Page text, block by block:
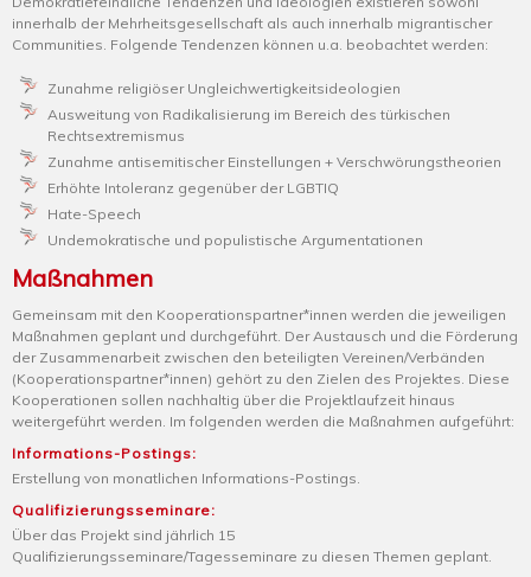
innerhalb der Mehrheitsgesellschaft als auch innerhalb migrantischer
Communities. Folgende Tendenzen können u.a. beobachtet werden:
Zunahme religiöser Ungleichwertigkeitsideologien
Ausweitung von Radikalisierung im Bereich des türkischen
Rechtsextremismus
Zunahme antisemitischer Einstellungen + Verschwörungstheorien
Erhöhte Intoleranz gegenüber der LGBTIQ
Hate-Speech
Undemokratische und populistische Argumentationen
Maßnahmen
Gemeinsam mit den Kooperationspartner*innen werden die jeweiligen
Maßnahmen geplant und durchgeführt. Der Austausch und die Förderung
der Zusammenarbeit zwischen den beteiligten Vereinen/Verbänden
(Kooperationspartner*innen) gehört zu den Zielen des Projektes. Diese
Kooperationen sollen nachhaltig über die Projektlaufzeit hinaus
weitergeführt werden. Im folgenden werden die Maßnahmen aufgeführt:
Informations-Postings:
Erstellung von monatlichen Informations-Postings.
Qualifizierungsseminare:
Über das Projekt sind jährlich 15
Qualifizierungsseminare/Tagesseminare zu diesen Themen geplant.